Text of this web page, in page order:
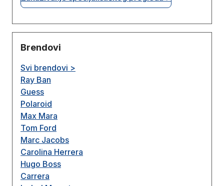
Brendovi
Svi brendovi >
Ray Ban
Guess
Polaroid
Max Mara
Tom Ford
Marc Jacobs
Carolina Herrera
Hugo Boss
Carrera